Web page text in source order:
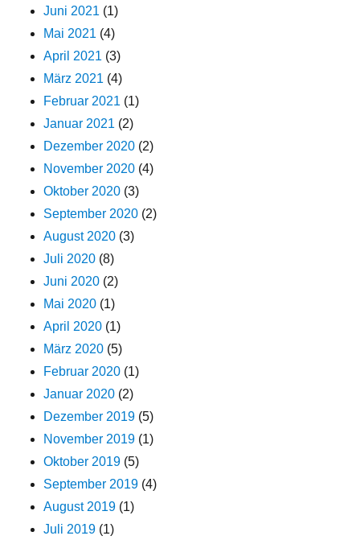
Juni 2021 (1)
Mai 2021 (4)
April 2021 (3)
März 2021 (4)
Februar 2021 (1)
Januar 2021 (2)
Dezember 2020 (2)
November 2020 (4)
Oktober 2020 (3)
September 2020 (2)
August 2020 (3)
Juli 2020 (8)
Juni 2020 (2)
Mai 2020 (1)
April 2020 (1)
März 2020 (5)
Februar 2020 (1)
Januar 2020 (2)
Dezember 2019 (5)
November 2019 (1)
Oktober 2019 (5)
September 2019 (4)
August 2019 (1)
Juli 2019 (1)